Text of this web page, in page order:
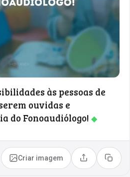
às pessoas de
ouvidas e
do Fonoaudiólogo! ◆
Criar imagem Compartilhar
Copiar